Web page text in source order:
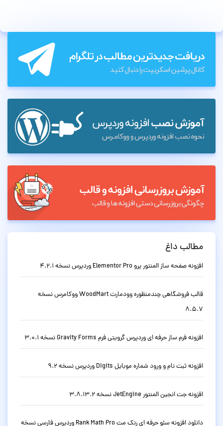
مطالب داغ
افزونه صفحه ساز المنتور پرو Elementor Pro وردپرس نسخه 4.2.1
قالب فروشگاهی چندمنظوره وودمارت WoodMart ووکامرس نسخه
8.5.7
افزونه فرم ساز حرفه ای وردپرس گرویتی فرم Gravity Forms نسخه 3.0.1
افزونه ثبت نام و ورود شماره موبایل Digits وردپرس نسخه 9.2
افزونه جت انجین المنتور JetEngine نسخه 3.8.13.2
دانلود افزونه سئو حرفه ای رنک مث Rank Math Pro وردپرس فارسی نسخه